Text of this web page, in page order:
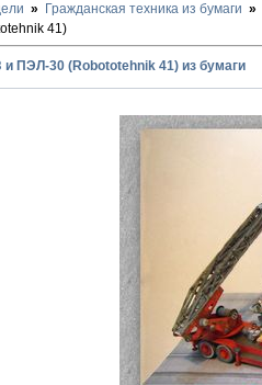
Гражданская техника из бумаги
41)
ПЭЛ-30 (Robototehnik 41) из бумаги